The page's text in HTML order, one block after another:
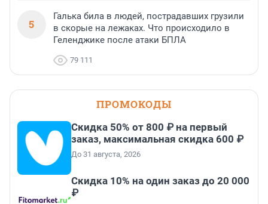
5
Галька била в людей, пострадавших грузили
в скорые на лежаках. Что происходило в
Геленджике после атаки БПЛА
79 111
ПРОМОКОДЫ
Скидка 50% от 800 ₽ на первый
заказ, максимальная скидка 600 ₽
До 31 августа, 2026
Скидка 10% на один заказ до 20 000
₽